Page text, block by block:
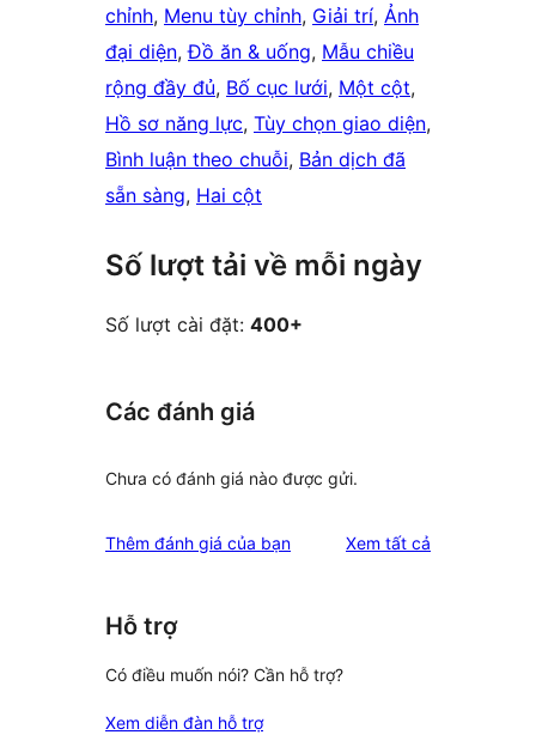
chỉnh, Menu tùy chỉnh, Giải trí, Ảnh
đại diện, Đồ ăn & uống, Mẫu chiều
rộng đầy đủ, Bố cục lưới, Một cột
Hồ sơ năng lực, Tùy chọn giao diện
Bình luận theo chuỗi, Bản dịch đã
sẵn sàng, Hai cột
Số lượt tải về mỗi ngày
Số lượt cài đặt: 400+
Các đánh giá
Chưa có đánh giá nào được gửi.
Thêm đánh giá của bạn Xem tất cả
Hỗ trợ
Có điều muốn nói? Cần hỗ trợ?
Xem diễn đàn hỗ trợ